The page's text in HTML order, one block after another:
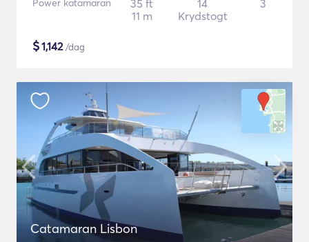
Power katamaran
35 ft
11 m
14
Krydstogt
3
$1,142/dag
Catamaran Lisbon